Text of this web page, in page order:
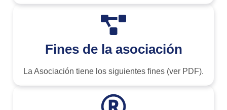
Fines de la asociación
La Asociación tiene los siguientes fines (ver PDF).